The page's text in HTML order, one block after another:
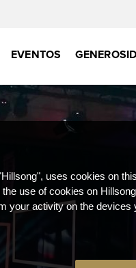
EVENTOS
uses cookies on
use of cookies on Hillsong
your activity on the devices